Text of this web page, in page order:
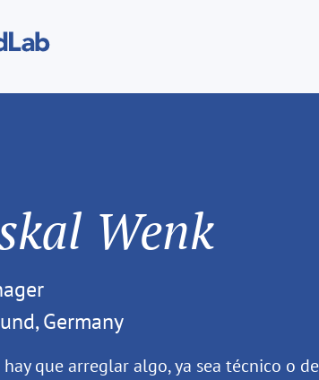
Wenk
Germany
hay que arreglar algo, ya sea técnico o